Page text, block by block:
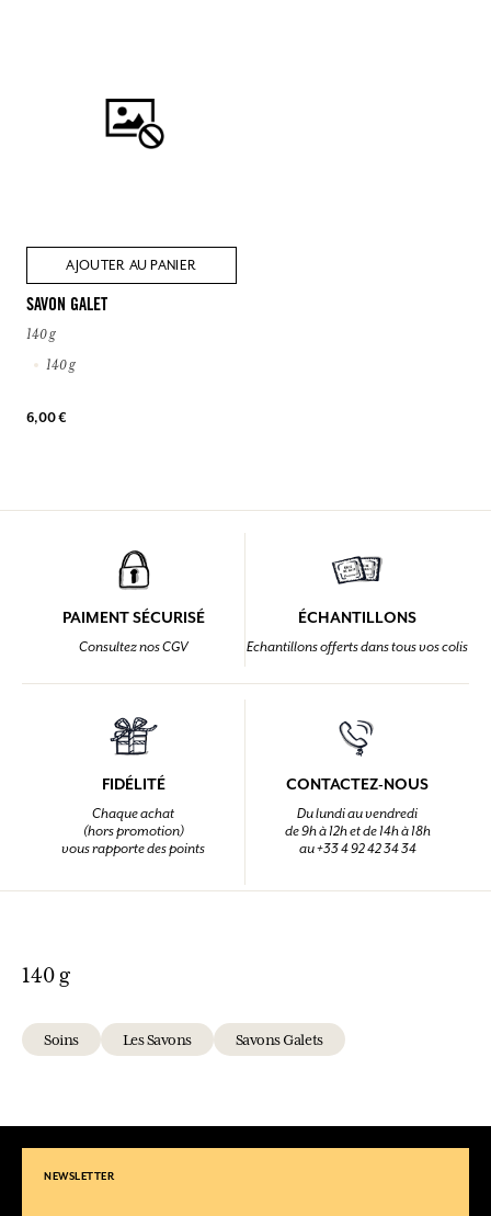
AJOUTER AU PANIER
SAVON GALET
140 g
140 g
6,00 €
PAIMENT SÉCURISÉ
Consultez nos CGV
ÉCHANTILLONS
Echantillons offerts dans tous vos colis
FIDÉLITÉ
Chaque achat
(hors promotion)
vous rapporte des points
CONTACTEZ-NOUS
Du lundi au vendredi
de 9h à 12h et de 14h à 18h
au +33 4 92 42 34 34
140 g
Soins Les Savons Savons Galets
NEWSLETTER